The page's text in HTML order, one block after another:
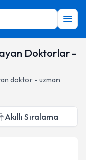
Doktorlar -
doktor - uzman
Akıllı Sıralama